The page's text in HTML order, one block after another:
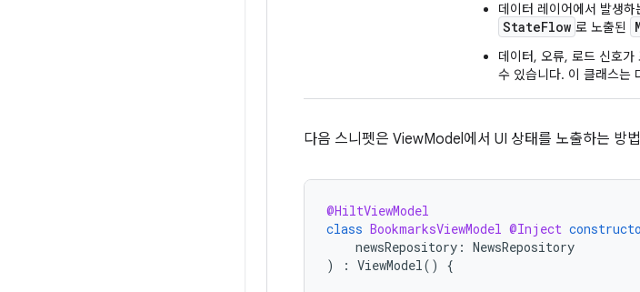
데이터 레이어에서 발생
StateFlow 로 노출된
데이터, 오류, 로드 신호
수 있습니다. 이 클래스는
다음 스니펫은 ViewModel에서 UI 상태를 노출하는 방
@HiltViewModel
class BookmarksViewModel @Inject
newsRepository : NewsRepository
)
: ViewModel() {